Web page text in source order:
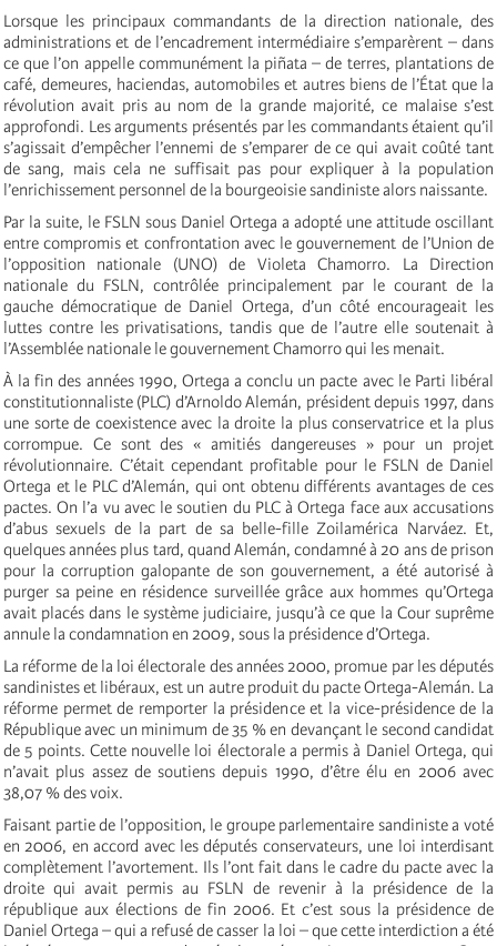
Lorsque les principaux commandants de la direction nationale, des
administrations et de l’encadrement intermédiaire s’emparèrent – dans
ce que l’on appelle communément la piñata – de terres, plantations de
café, demeures, haciendas, automobiles et autres biens de l’État que la
révolution avait pris au nom de la grande majorité, ce malaise s’est
approfondi. Les arguments présentés par les commandants étaient qu’il
s’agissait d’empêcher l’ennemi de s’emparer de ce qui avait coûté tant
de sang, mais cela ne suffisait pas pour expliquer à la population
l’enrichissement personnel de la bourgeoisie sandiniste alors naissante.
Par la suite, le FSLN sous Daniel Ortega a adopté une attitude oscillant
entre compromis et confrontation avec le gouvernement de l’Union de
l’opposition nationale (UNO) de Violeta Chamorro. La Direction
nationale du FSLN, contrôlée principalement par le courant de la
gauche démocratique de Daniel Ortega, d’un côté encourageait les
luttes contre les privatisations, tandis que de l’autre elle soutenait à
l’Assemblée nationale le gouvernement Chamorro qui les menait.
À la fin des années 1990, Ortega a conclu un pacte avec le Parti libéral
constitutionnaliste (PLC) d’Arnoldo Alemán, président depuis 1997, dans
une sorte de coexistence avec la droite la plus conservatrice et la plus
corrompue. Ce sont des « amitiés dangereuses » pour un projet
révolutionnaire. C’était cependant profitable pour le FSLN de Daniel
Ortega et le PLC d’Alemán, qui ont obtenu différents avantages de ces
pactes. On l’a vu avec le soutien du PLC à Ortega face aux accusations
d’abus sexuels de la part de sa belle-fille Zoilamérica Narváez. Et,
quelques années plus tard, quand Alemán, condamné à 20 ans de prison
pour la corruption galopante de son gouvernement, a été autorisé à
purger sa peine en résidence surveillée grâce aux hommes qu’Ortega
avait placés dans le système judiciaire, jusqu’à ce que la Cour suprême
annule la condamnation en 2009, sous la présidence d’Ortega.
La réforme de la loi électorale des années 2000, promue par les députés
sandinistes et libéraux, est un autre produit du pacte Ortega-Alemán. La
réforme permet de remporter la présidence et la vice-présidence de la
République avec un minimum de 35 % en devançant le second candidat
de 5 points. Cette nouvelle loi électorale a permis à Daniel Ortega, qui
n’avait plus assez de soutiens depuis 1990, d’être élu en 2006 avec
38,07 % des voix.
Faisant partie de l’opposition, le groupe parlementaire sandiniste a voté
en 2006, en accord avec les députés conservateurs, une loi interdisant
complètement l’avortement. Ils l’ont fait dans le cadre du pacte avec la
droite qui avait permis au FSLN de revenir à la présidence de la
république aux élections de fin 2006. Et c’est sous la présidence de
Daniel Ortega – qui a refusé de casser la loi – que cette interdiction a été